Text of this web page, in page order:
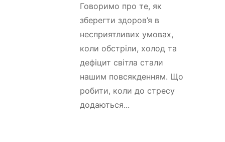
Говоримо про те, як
зберегти здоров’я в
несприятливих умовах,
коли обстріли, холод та
дефіцит світла стали
нашим повсякденням. Що
робити, коли до стресу
додаються...